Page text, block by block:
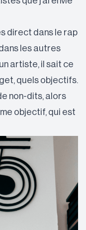
direct dans le rap
les autres
artiste, il sait ce
quels objectifs.
non-dits, alors
objectif, qui est